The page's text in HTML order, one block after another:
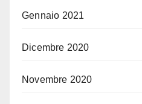
Gennaio 2021
Dicembre 2020
Novembre 2020